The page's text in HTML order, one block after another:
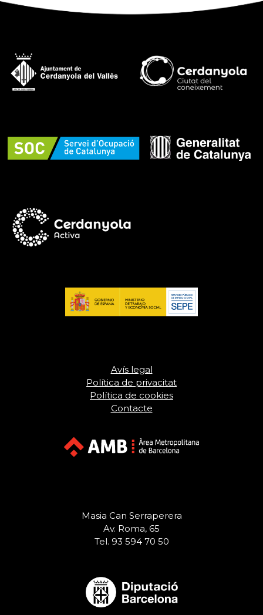
Avís legal
Política de privacitat
Política de cookies
Contacte
Masia Can Serraperera
Av. Roma, 65
Tel. 93 594 70 50